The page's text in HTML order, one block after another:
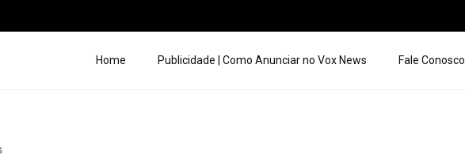
Home Publicidade | Como Anunciar no Vox News Fale Conosco